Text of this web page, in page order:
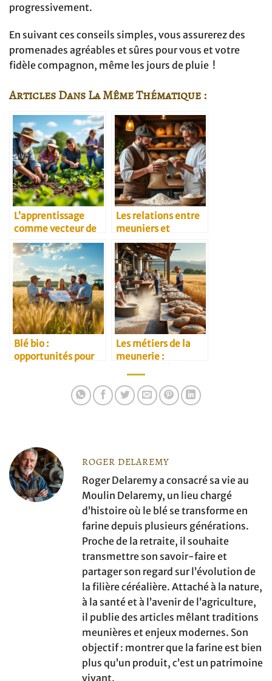
progressivement.
En suivant ces conseils simples, vous assurerez des
promenades agréables et sûres pour vous et votre
fidèle compagnon, même les jours de pluie !
Articles Dans La Même Thématique :
L’apprentissage
comme vecteur de
transmission
agricole
Les relations entre
meuniers et
restaurateurs
Blé bio :
opportunités pour
Les métiers de la
meunerie :
ROGER DELAREMY
Roger Delaremy a consacré sa vie au
Moulin Delaremy, un lieu chargé
d’histoire où le blé se transforme en
farine depuis plusieurs générations.
Proche de la retraite, il souhaite
transmettre son savoir-faire et
partager son regard sur l’évolution de
la filière céréalière. Attaché à la nature,
à la santé et à l’avenir de l’agriculture,
il publie des articles mêlant traditions
meunières et enjeux modernes. Son
objectif : montrer que la farine est bien
plus qu’un produit, c’est un patrimoine
vivant.